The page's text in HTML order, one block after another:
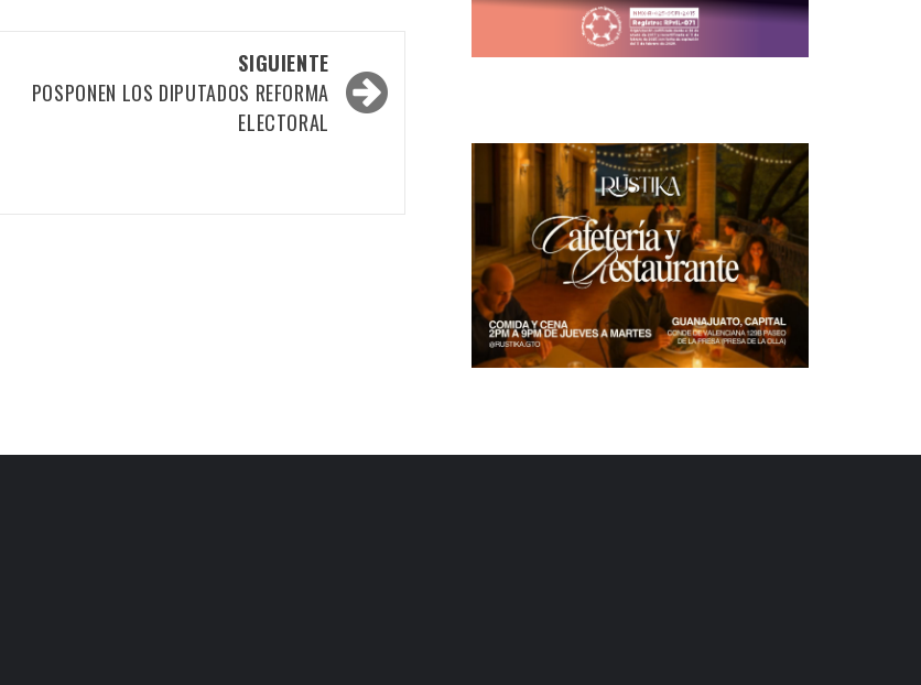
SIGUIENTE
POSPONEN LOS DIPUTADOS REFORMA
ELECTORAL